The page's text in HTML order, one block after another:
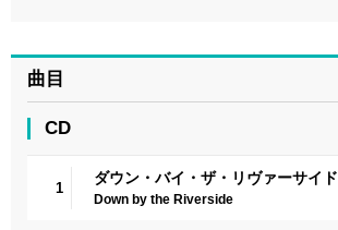
曲目
CD
1
ダウン・バイ・ザ・リヴァーサイド
Down by the Riverside